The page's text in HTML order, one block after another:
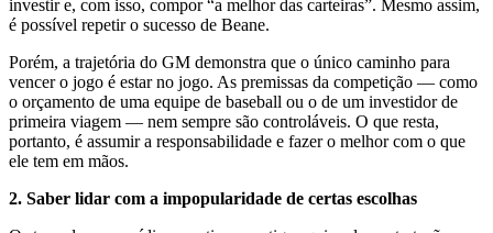
investir e, com isso, compor “a melhor das carteiras”. Mesmo assim,
é possível repetir o sucesso de Beane.
Porém, a trajetória do GM demonstra que o único caminho para
vencer o jogo é estar no jogo. As premissas da competição — como
o orçamento de uma equipe de baseball ou o de um investidor de
primeira viagem — nem sempre são controláveis. O que resta,
portanto, é assumir a responsabilidade e fazer o melhor com o que
ele tem em mãos.
2. Saber lidar com a impopularidade de certas escolhas